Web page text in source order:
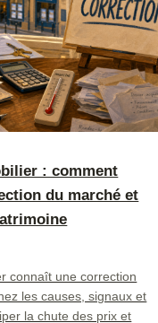
: comment
du marché et
connaît une correction
les causes, signaux et
la chute des prix et